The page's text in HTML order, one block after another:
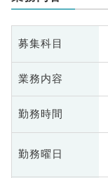
募集科目
業務内容
勤務時間
勤務曜日